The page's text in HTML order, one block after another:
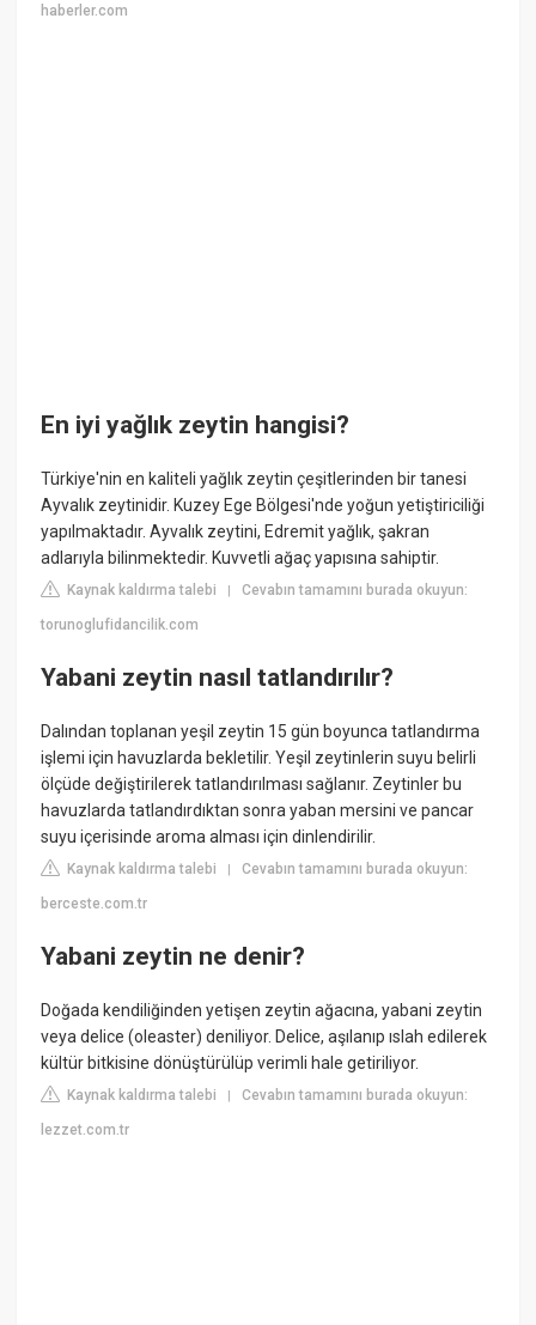
haberler.com
En iyi yağlık zeytin hangisi?
Türkiye'nin en kaliteli yağlık zeytin çeşitlerinden bir tanesi
Ayvalık zeytinidir. Kuzey Ege Bölgesi'nde yoğun yetiştiriciliği
yapılmaktadır. Ayvalık zeytini, Edremit yağlık, şakran
adlarıyla bilinmektedir. Kuvvetli ağaç yapısına sahiptir.
Kaynak kaldırma talebi |Cevabın tamamını burada okuyun:
torunoglufidancilik.com
Yabani zeytin nasıl tatlandırılır?
Dalından toplanan yeşil zeytin 15 gün boyunca tatlandırma
işlemi için havuzlarda bekletilir. Yeşil zeytinlerin suyu belirli
ölçüde değiştirilerek tatlandırılması sağlanır. Zeytinler bu
havuzlarda tatlandırdıktan sonra yaban mersini ve pancar
suyu içerisinde aroma alması için dinlendirilir.
Kaynak kaldırma talebi |Cevabın tamamını burada okuyun:
berceste.com.tr
Yabani zeytin ne denir?
Doğada kendiliğinden yetişen zeytin ağacına, yabani zeytin
veya delice (oleaster) deniliyor. Delice, aşılanıp ıslah edilerek
kültür bitkisine dönüştürülüp verimli hale getiriliyor.
Kaynak kaldırma talebi |Cevabın tamamını burada okuyun:
lezzet.com.tr